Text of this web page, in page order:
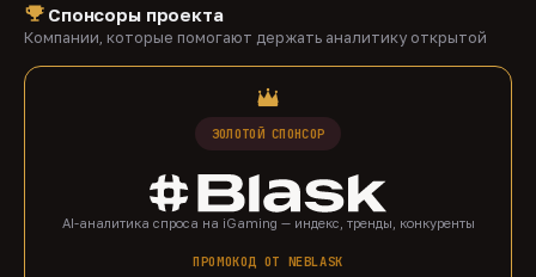
Спонсоры проекта
Компании, которые помогают держать аналитику открытой
ЗОЛОТОЙ СПОНСОР
AI-аналитика спроса на iGaming — индекс, тренды, конкуренты
ПРОМОКОД ОТ NEBLASK